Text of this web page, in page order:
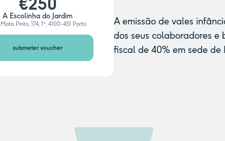
€250
A Escolinha do Jardim
Pinto, 174, 1º, 4100-451 Porto
submeter voucher
A emissão de vales
dos seus colaboradores e
fiscal de 40% em sede de